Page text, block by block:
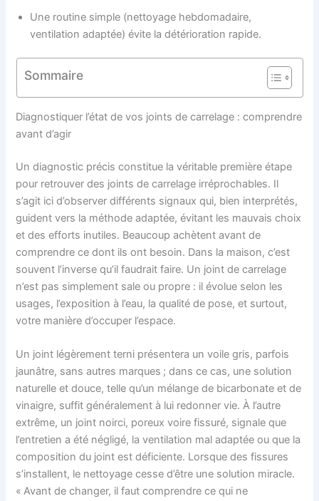
Une routine simple (nettoyage hebdomadaire,
ventilation adaptée) évite la détérioration rapide.
Sommaire
Diagnostiquer l’état de vos joints de carrelage : comprendre
avant d’agir
Un diagnostic précis constitue la véritable première étape
pour retrouver des joints de carrelage irréprochables. Il
s’agit ici d’observer différents signaux qui, bien interprétés,
guident vers la méthode adaptée, évitant les mauvais choix
et des efforts inutiles. Beaucoup achètent avant de
comprendre ce dont ils ont besoin. Dans la maison, c’est
souvent l’inverse qu’il faudrait faire. Un joint de carrelage
n’est pas simplement sale ou propre : il évolue selon les
usages, l’exposition à l’eau, la qualité de pose, et surtout,
votre manière d’occuper l’espace.
Un joint légèrement terni présentera un voile gris, parfois
jaunâtre, sans autres marques ; dans ce cas, une solution
naturelle et douce, telle qu’un mélange de bicarbonate et de
vinaigre, suffit généralement à lui redonner vie. À l’autre
extrême, un joint noirci, poreux voire fissuré, signale que
l’entretien a été négligé, la ventilation mal adaptée ou que la
composition du joint est déficiente. Lorsque des fissures
s’installent, le nettoyage cesse d’être une solution miracle.
« Avant de changer, il faut comprendre ce qui ne